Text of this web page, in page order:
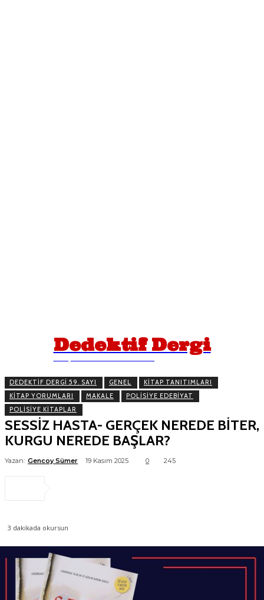
Dedektif Dergi
DEDEKTIF DERGI 59. SAYI GENEL
KITAP TANITIMLARI
KITAP YORUMLARI
MAKALE
POLISIYE EDEBIYAT
POLISIYE KITAPLAR
SESSİZ HASTA- GERÇEK NEREDE BİTER,
KURGU NEREDE BAŞLAR?
Yazan: Gencoy Sümer 19 Kasım 2025 0 245
3 dakikada okursun